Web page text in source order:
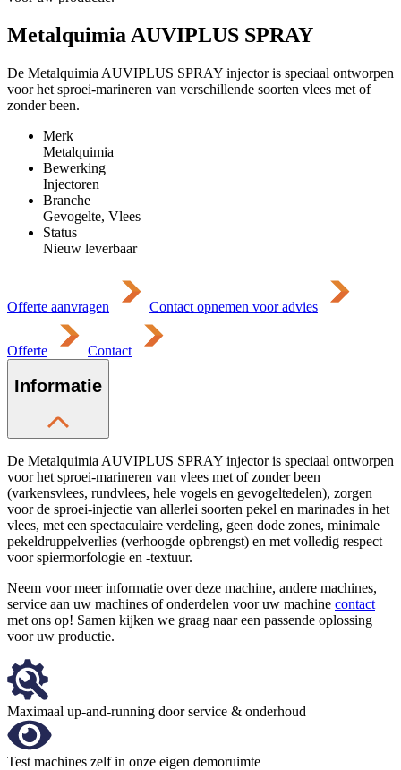
Metalquimia AUVIPLUS SPRAY
De Metalquimia AUVIPLUS SPRAY injector is speciaal ontworpen
voor het sproei-marineren van verschillende soorten vlees met of
zonder been.
Merk
Metalquimia
Bewerking
Injectoren
Branche
Gevogelte, Vlees
Status
Nieuw leverbaar
Offerte aanvragen Contact opnemen voor advies
Offerte Contact
Informatie
De Metalquimia AUVIPLUS SPRAY injector is speciaal ontworpen
voor het sproei-marineren van vlees met of zonder been
(varkensvlees, rundvlees, hele vogels en gevogeltedelen), zorgen
voor de sproei-injectie van allerlei soorten pekel en marinades in het
vlees, met een spectaculaire verdeling, geen dode zones, minimale
pekeldruppelverlies (verhoogde opbrengst) en met volledig respect
voor spiermorfologie en -textuur.
Neem voor meer informatie over deze machine, andere machines,
service aan uw machines of onderdelen voor uw machine contact
met ons op! Samen kijken we graag naar een passende oplossing
voor uw productie.
Maximaal up-and-running door service & onderhoud
Test machines zelf in onze eigen demoruimte